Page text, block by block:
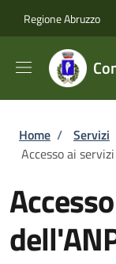
Regione Abruzzo
Briciole
Home / Servizi
Accesso ai